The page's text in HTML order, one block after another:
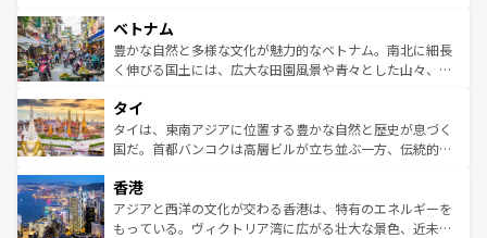
参照してほしい。
容にもいいと評判のスイーツなど、バラエティ豊かな料理
が味わえる。 なお、新着の台湾情報は コンテンツ一覧を参
照してほしい。
き、地方に足を延ばせば四季折々の自然美を楽しむことが
できる。そして、キムチや焼肉、絶品のストリートフード
まで、さまざまな韓国料理が待っている。夜には、韓国な
リティに包まれながら、韓国の多彩な魅力を心ゆくまで味
わってみてほしい。 なお、新着の韓国情報はコンテンツ一
覧を参照してほしい。
ベトナム
豊かな自然と多様な文化が魅力的なベトナム。南北に細長
く伸びる国土には、広大な田園風景や青々とした山々、世
急速な発展と共に伝統が息づく。ハノイの古い町並みやホ
ーチミン市のフランス統治時代の建物も、独特の雰囲気を
醸し出している。また、バラエティの豊かさとおいしさで
とつ。フォーやバインミー、ベトナムコーヒーなどは、ぜ
ひ現地で味わいたい。どの地域を訪れてもあたたかい人々
が旅行者を迎えてくれるので、きっと忘れられない旅にな
タイ
タイは、東南アジアに位置する豊かな自然と歴史が息づく
国だ。首都バンコクは高層ビルが立ち並ぶ一方、伝統的な
の活気が交差している。北部ではチェンマイなどの山岳地
帯で自然と触れ合い、南部ではプーケットやクラビの美し
いビーチでリゾート気分を楽しむことができる。タイ料理
香港
アジアと西洋の文化が交わる香港は、特有のエネルギーを
もっている。ヴィクトリア湾に広がる壮大な景色、近未来